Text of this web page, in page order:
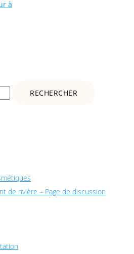
à
de rivière – Page de discussion